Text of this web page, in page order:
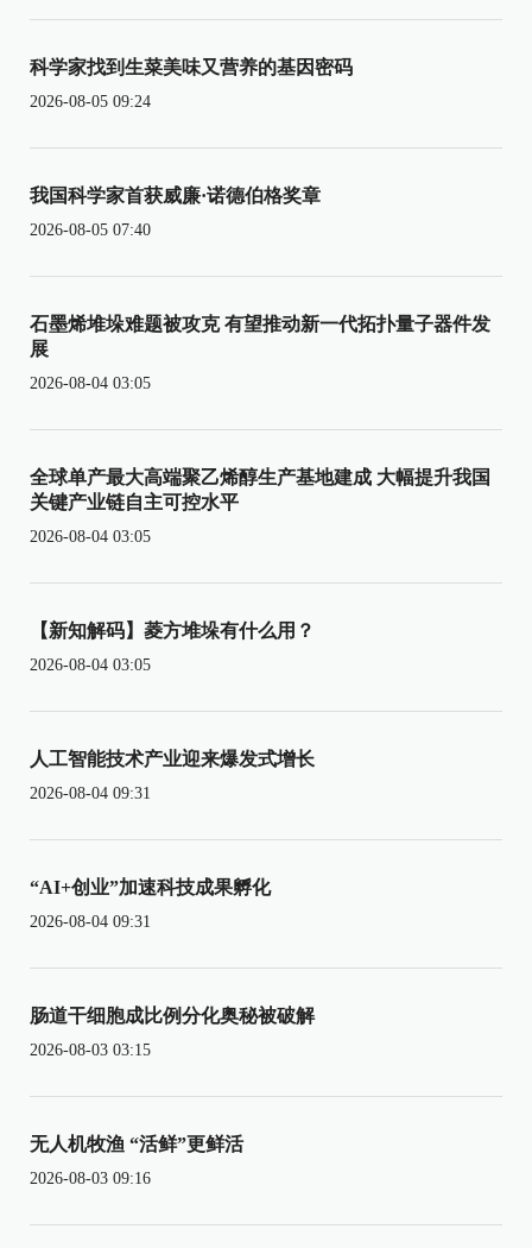
科学家找到生菜美味又营养的基因密码
2026-08-05 09:24
我国科学家首获威廉·诺德伯格奖章
2026-08-05 07:40
石墨烯堆垛难题被攻克 有望推动新一代拓扑量子器件发
展
2026-08-04 03:05
全球单产最大高端聚乙烯醇生产基地建成 大幅提升我国
关键产业链自主可控水平
2026-08-04 03:05
【新知解码】菱方堆垛有什么用？
2026-08-04 03:05
人工智能技术产业迎来爆发式增长
2026-08-04 09:31
“AI+创业”加速科技成果孵化
2026-08-04 09:31
肠道干细胞成比例分化奥秘被破解
2026-08-03 03:15
无人机牧渔 “活鲜”更鲜活
2026-08-03 09:16